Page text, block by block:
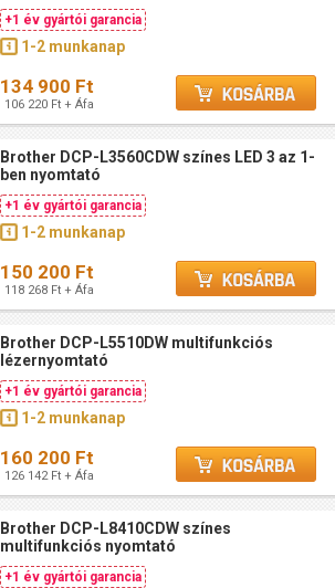
+1 év gyártói garancia
1-2 munkanap
134 900 Ft
106 220 Ft + Áfa
Brother DCP-L3560CDW színes LED 3 az 1-
ben nyomtató
+1 év gyártói garancia
1-2 munkanap
150 200 Ft
118 268 Ft + Áfa
Brother DCP-L5510DW multifunkciós
lézernyomtató
+1 év gyártói garancia
1-2 munkanap
160 200 Ft
126 142 Ft + Áfa
Brother DCP-L8410CDW színes
multifunkciós nyomtató
+1 év gyártói garancia